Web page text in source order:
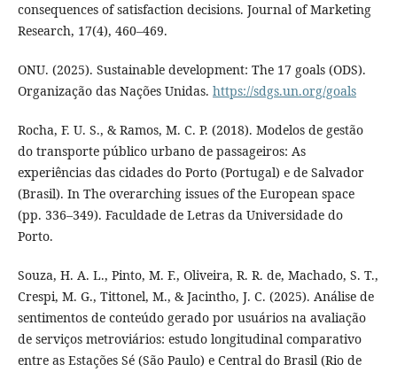
consequences of satisfaction decisions. Journal of Marketing
Research, 17(4), 460–469.
ONU. (2025). Sustainable development: The 17 goals (ODS).
Organização das Nações Unidas. https://sdgs.un.org/goals
Rocha, F. U. S., & Ramos, M. C. P. (2018). Modelos de gestão
do transporte público urbano de passageiros: As
experiências das cidades do Porto (Portugal) e de Salvador
(Brasil). In The overarching issues of the European space
(pp. 336–349). Faculdade de Letras da Universidade do
Porto.
Souza, H. A. L., Pinto, M. F., Oliveira, R. R. de, Machado, S. T.,
Crespi, M. G., Tittonel, M., & Jacintho, J. C. (2025). Análise de
sentimentos de conteúdo gerado por usuários na avaliação
de serviços metroviários: estudo longitudinal comparativo
entre as Estações Sé (São Paulo) e Central do Brasil (Rio de